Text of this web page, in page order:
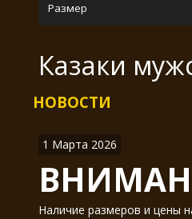
Размер
Казаки
НОВОСТИ
1 Марта 2026
Наличие размеров и цены